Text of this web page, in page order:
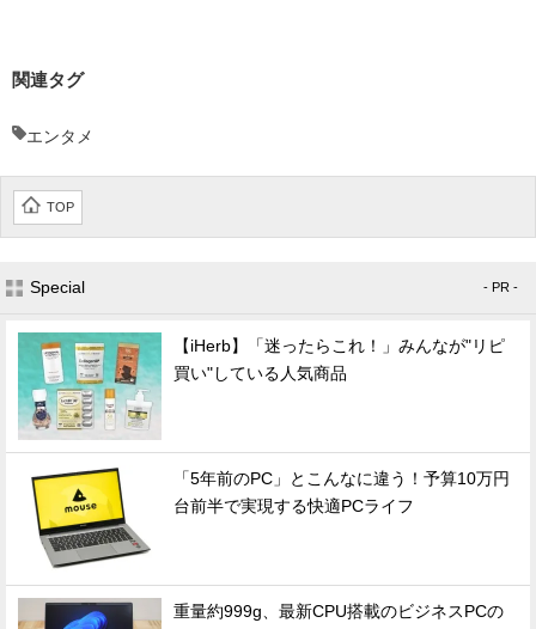
関連タグ
エンタメ
TOP
Special - PR -
【iHerb】「迷ったらこれ！」みんなが"リピ
買い"している人気商品
「5年前のPC」とこんなに違う！予算10万円
台前半で実現する快適PCライフ
重量約999g、最新CPU搭載のビジネスPCの